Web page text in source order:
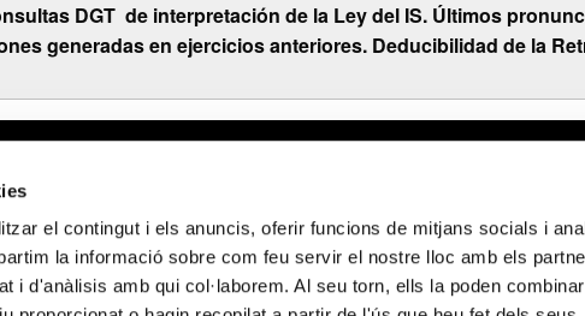
el contingut i els anuncis, oferir funcions de mitjans socials i
la informació sobre com feu servir el nostre lloc amb els
i d'anàlisis amb qui col·laborem. Al seu torn, ells la poden combinar
DGT de interpretación de la Ley del IS. Últimos
generadas en ejercicios anteriores. Deducibilidad de la
Delegación Lleida
Delegación Girona
Delegación Tarragona